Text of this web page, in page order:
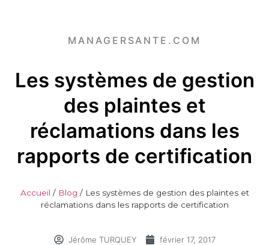
MANAGERSANTE.COM
Les systèmes de gestion
des plaintes et
réclamations dans les
rapports de certification
Accueil / Blog / Les systèmes de gestion des plaintes et
réclamations dans les rapports de certification
Jérôme TURQUEY
février 17, 2017